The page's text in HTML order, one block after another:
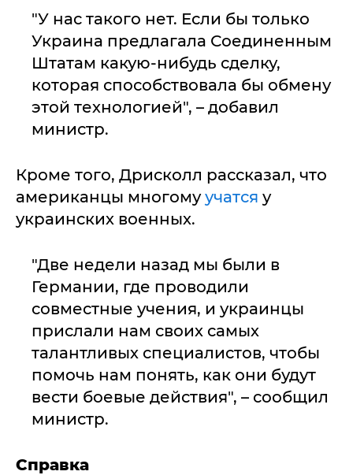
"У нас такого нет. Если бы только
Украина предлагала Соединенным
Штатам какую-нибудь сделку,
которая способствовала бы обмену
этой технологией", – добавил
министр.
Кроме того, Дрисколл рассказал, что
американцы многомуучатся у
украинских военных.
"Две недели назад мы были в
Германии, где проводили
совместные учения, и украинцы
прислали нам своих самых
талантливых специалистов, чтобы
помочь нам понять, как они будут
вести боевые действия", – сообщил
министр.
Справка